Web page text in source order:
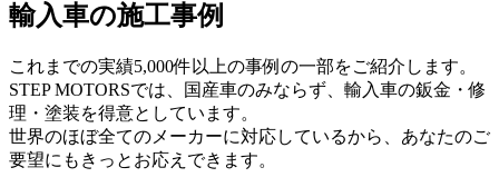
輸入車の施工事例
これまでの実績5,000件以上の事例の一部をご紹介します。
STEP MOTORSでは、国産車のみならず、輸入車の鈑金・修
理・塗装を得意としています。
世界のほぼ全てのメーカーに対応しているから、あなたのご
要望にもきっとお応えできます。